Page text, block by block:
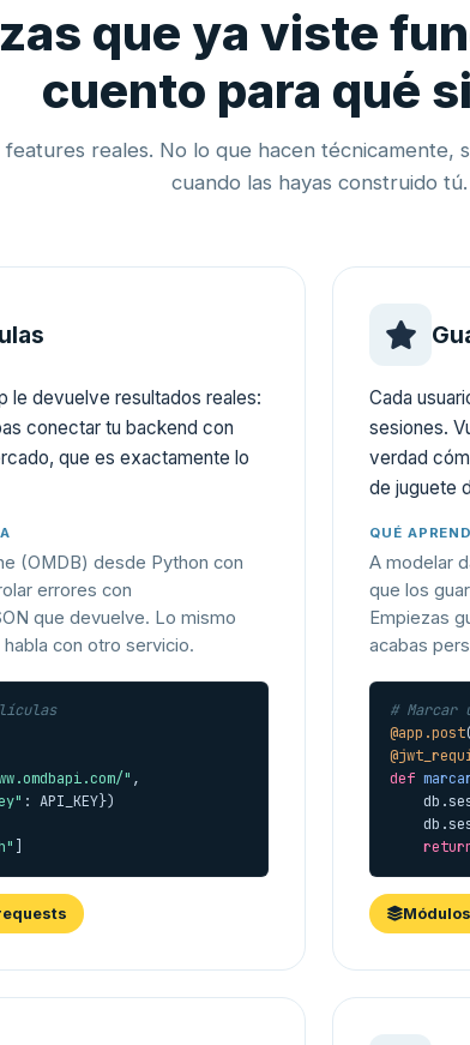
que ya viste
cuento para qué
features reales. No lo que hacen técnicamente,
cuando las hayas construido tú.
le devuelve resultados reales:
conectar tu backend con
que es exactamente lo
(OMDB) desde Python con
errores con
que devuelve. Lo mismo
con otro servicio.
"
: API_KEY})
]
Cada
sesiones.
verdad
de juguete
QUÉ
A modelar
que los
Empiezas
acabas
#
@app.post
def